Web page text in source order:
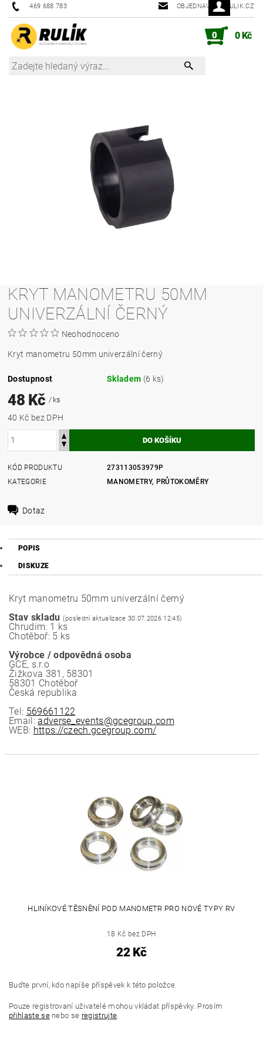
469 688 783 OBJEDNAVKY@RULIK.CZ
0 0 Kč
KRYT MANOMETRU 50MM
UNIVERZÁLNÍ ČERNÝ
Neohodnoceno
Kryt manometru 50mm univerzální černý
Dostupnost Skladem (6 ks)
48 Kč/ ks
40 Kč bez DPH
KÓD PRODUKTU
273113053979P
KATEGORIE
MANOMETRY, PRŮTOKOMĚRY
Dotaz
POPIS
DISKUZE
Kryt manometru 50mm univerzální černý
Stav skladu (poslední aktualizace 30.07.2026 12:45)
Chrudim: 1 ks
Chotěboř: 5 ks
Výrobce / odpovědná osoba
GCE, s.r.o
Žižkova 381, 58301
58301 Chotěboř
Česká republika
Tel: 569661122
Email:adverse_events@gcegroup.com
WEB: https://czech.gcegroup.com/
HLINÍKOVÉ TĚSNĚNÍ POD MANOMETR PRO NOVÉ TYPY RV
18 Kč bez DPH
22 Kč
Buďte první, kdo napíše příspěvek k této položce.
Pouze registrovaní uživatelé mohou vkládat příspěvky. Prosím
přihlaste senebo se registrujte.